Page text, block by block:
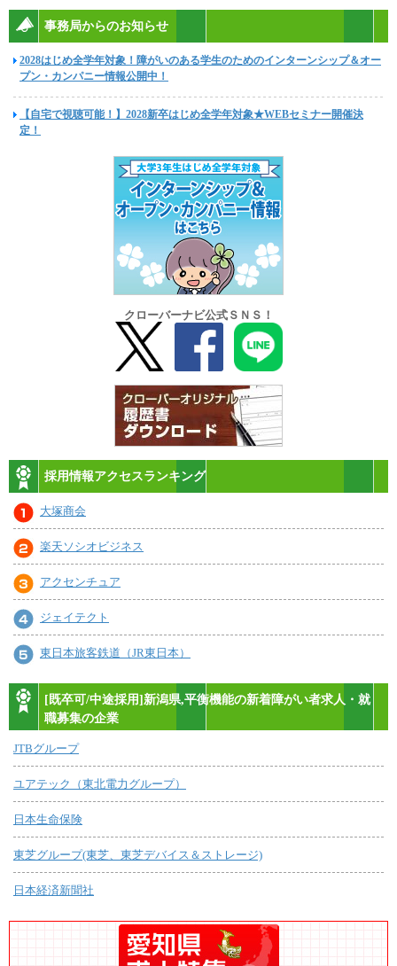
事務局からのお知らせ
2028はじめ全学年対象！障がいのある学生のためのインターンシップ＆オー
プン・カンパニー情報公開中！
【自宅で視聴可能！】2028新卒はじめ全学年対象★WEBセミナー開催決
定！
クローバーナビ公式ＳＮＳ！
採用情報アクセスランキング
大塚商会
楽天ソシオビジネス
アクセンチュア
ジェイテクト
東日本旅客鉄道（JR東日本）
[既卒可/中途採用]新潟県,平衡機能の新着障がい者求人・就
職募集の企業
JTBグループ
ユアテック（東北電力グループ）
日本生命保険
東芝グループ(東芝、東芝デバイス＆ストレージ)
日本経済新聞社